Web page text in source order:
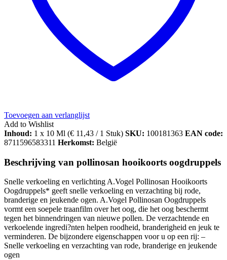
Toevoegen aan verlanglijst
Add to Wishlist
Inhoud: 1 x 10 Ml (€ 11,43 / 1 Stuk) SKU: 100181363 EAN code:
8711596583311 Herkomst: België
Beschrijving van pollinosan hooikoorts oogdruppels
Snelle verkoeling en verlichting A.Vogel Pollinosan Hooikoorts
Oogdruppels* geeft snelle verkoeling en verzachting bij rode,
branderige en jeukende ogen. A.Vogel Pollinosan Oogdruppels
vormt een soepele traanfilm over het oog, die het oog beschermt
tegen het binnendringen van nieuwe pollen. De verzachtende en
verkoelende ingredi?nten helpen roodheid, branderigheid en jeuk te
verminderen. De bijzondere eigenschappen voor u op een rij: –
Snelle verkoeling en verzachting van rode, branderige en jeukende
ogen